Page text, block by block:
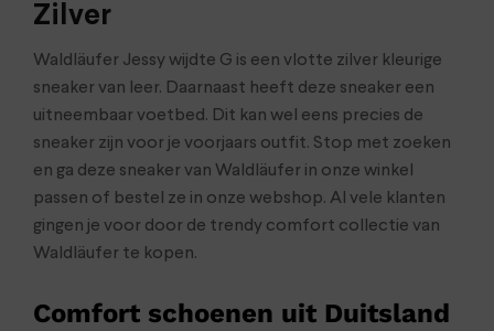
Zilver
Waldläufer Jessy wijdte G is een vlotte zilver kleurige
sneaker van leer. Daarnaast heeft deze sneaker een
uitneembaar voetbed. Dit kan wel eens precies de
sneaker zijn voor je voorjaars outfit. Stop met zoeken
en ga deze sneaker van Waldläufer in onze winkel
passen of bestel ze in onze webshop. Al vele klanten
gingen je voor door de trendy comfort collectie van
Waldläufer te kopen.
Comfort schoenen uit Duitsland